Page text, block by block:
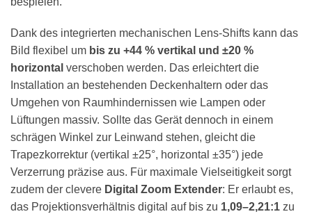
Dank des integrierten mechanischen Lens-Shifts kann das
Bild flexibel um bis zu +44 % vertikal und ±20 %
horizontal verschoben werden. Das erleichtert die
Installation an bestehenden Deckenhaltern oder das
Umgehen von Raumhindernissen wie Lampen oder
Lüftungen massiv. Sollte das Gerät dennoch in einem
schrägen Winkel zur Leinwand stehen, gleicht die
Trapezkorrektur (vertikal ±25°, horizontal ±35°) jede
Verzerrung präzise aus. Für maximale Vielseitigkeit sorgt
zudem der clevere Digital Zoom Extender: Er erlaubt es,
das Projektionsverhältnis digital auf bis zu 1,09–2,21:1 zu